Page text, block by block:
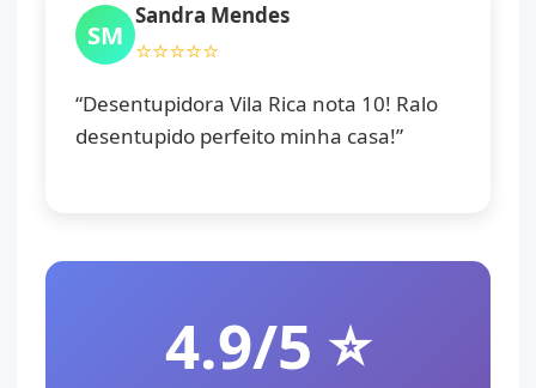
SM
Sandra Mendes
⭐⭐⭐⭐⭐
“Desentupidora Vila Rica nota 10! Ralo
desentupido perfeito minha casa!”
4.9/5 ⭐